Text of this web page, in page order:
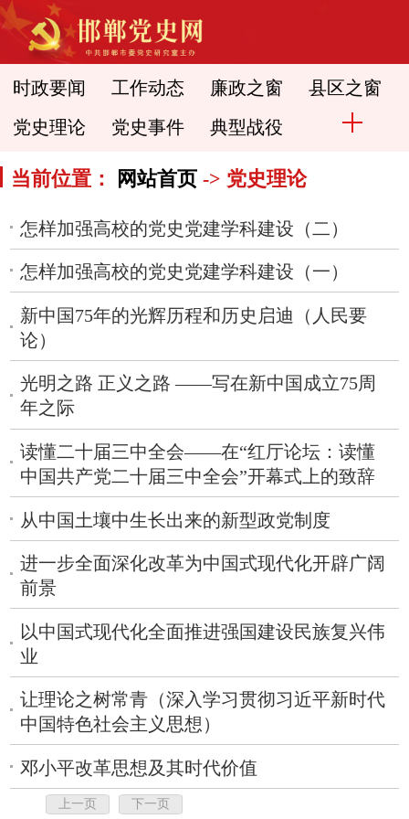
时政要闻 工作动态 廉政之窗 县区之窗
党史理论 党史事件 典型战役
当前位置： 网站首页 -> 党史理论
怎样加强高校的党史党建学科建设（二）
怎样加强高校的党史党建学科建设（一）
新中国75年的光辉历程和历史启迪（人民要
论）
光明之路 正义之路 ——写在新中国成立75周
年之际
读懂二十届三中全会——在“红厅论坛：读懂
中国共产党二十届三中全会”开幕式上的致辞
从中国土壤中生长出来的新型政党制度
进一步全面深化改革为中国式现代化开辟广阔
前景
以中国式现代化全面推进强国建设民族复兴伟
业
让理论之树常青（深入学习贯彻习近平新时代
中国特色社会主义思想）
邓小平改革思想及其时代价值
上一页 下一页